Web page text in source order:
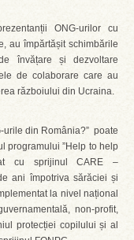
ONG-urilor cu
au împărtășit schimbările
învățare și dezvoltare
de colaborare care au
războiului din Ucraina.
urile din România?” poate
programului ”Help to help
cu sprijinul CARE –
ani împotriva sărăciei și
la nivel național
non-profit,
protecției copilului și al